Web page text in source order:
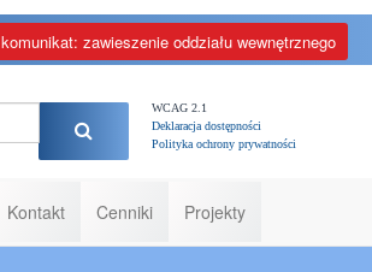
WCAG 2.1
Deklaracja dostępności
Polityka ochrony prywatności
komunikat: zawieszenie oddziału wewnętrznego
Kontakt Cenniki Projekty